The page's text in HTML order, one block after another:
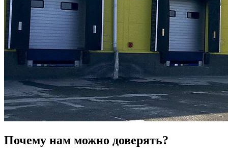
Почему нам можно доверять?